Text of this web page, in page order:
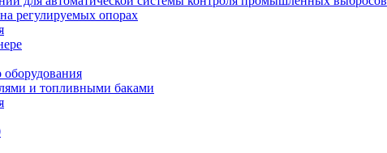
регулируемых опорах
и топливными баками